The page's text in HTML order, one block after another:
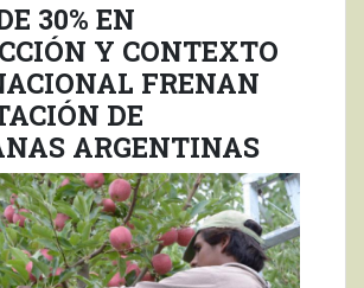
30% EN
Y CONTEXTO
FRENAN
DE
ARGENTINAS